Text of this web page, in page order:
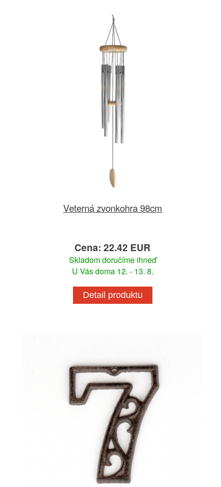
Veterná zvonkohra 98cm
Cena: 22.42 EUR
Skladom doručíme ihneď
U Vás doma 12. - 13. 8.
Detail produktu